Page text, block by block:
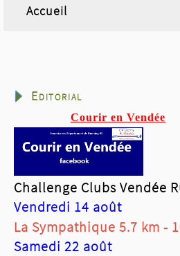
Accueil
Editorial
Courir en Vendée
Challenge Clubs Vendée
Vendredi 14 août
La Sympathique 5.7 km -
Samedi 22 août